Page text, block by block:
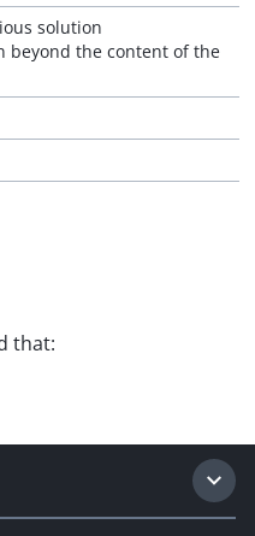
solution
beyond the content of the
that: